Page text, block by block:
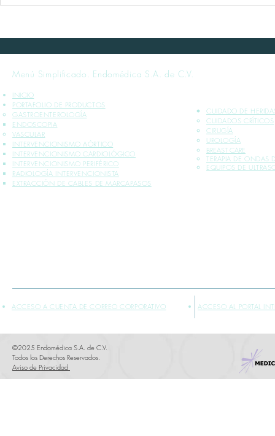
México.
Menú Simplificado. Endomédica S.A. de C.V.
INICIO
PORTAFOLIO DE PRODUCTOS
GASTROENTEROLOGÍA
ENDOSCOPIA
VASCULAR
INTERVENCIONISMO AÓRTICO
INTERVENCIONISMO CARDIOLÓGICO
INTERVENCIONISMO PERIFÉRICO
RADIOLOGÍA INTERVENCIONISTA
EXTRACCIÓN DE CABLES DE MARCAPASOS
CUIDADO DE
CUIDADOS CRÍTICOS​
CIRUGÍA
UROLOGÍA
BREAST CARE
TERAPIA DE ONDAS
EQUIPOS DE
ACCESO A CUENTA DE CORREO CORPORATIVO ACCESO AL PORTAL
©2025 Endomédica S.A. de C.V.
Todos los Derechos Reservados.
Aviso de Privacidad